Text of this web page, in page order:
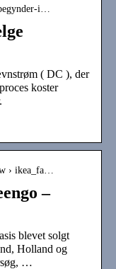
i…
( DC ), der
koster
› ikea_fa…
–
blevet solgt
Holland og
…